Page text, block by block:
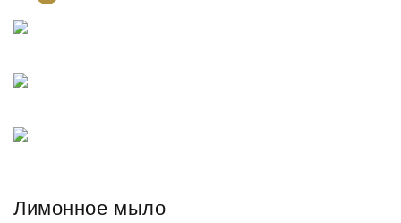
Лимонное мыло